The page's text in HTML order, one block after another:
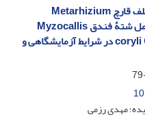
حساسیت شتۀ فندق به جدایه‌‌های مختلف قارچ ‏Metarhizium
anisopliae (Metsch)‎‏ روی حشرات کامل شتۀ ‏فندق ‏Myzocallis
coryli (Goetze) (Hemiptera: Aphididae‎)‎‏ در شرایط‎ ‎آزمایشگاهی و
مهدی رزمی